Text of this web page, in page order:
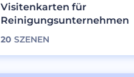
Visitenkarten für
Reinigungsunternehmen
20 SZENEN